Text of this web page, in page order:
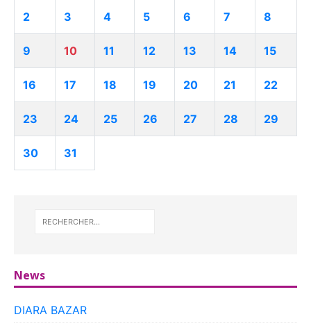
2 3 4 5 6 7 8
9 10 11 12 13 14 15
16 17 18 19 20 21 22
23 24 25 26 27 28 29
30 31
News
DIARA BAZAR